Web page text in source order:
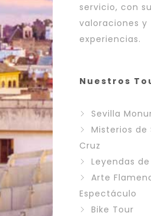
servicio, con
valoraciones y
experiencias.
Nuestros
Sevilla
Misterios de
Cruz
Leyendas
Arte
Espectáculo
Bike Tour